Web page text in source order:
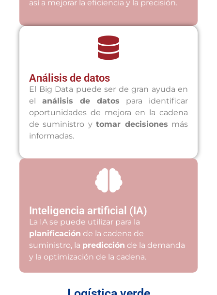
así a mejorar la eficiencia y la precisión.
Análisis de datos
El Big Data puede ser de gran ayuda en
el análisis de datos para identificar
oportunidades de mejora en la cadena
de suministro ytomar decisiones más
informadas.
Inteligencia artificial (IA)
La IA se puede utilizar para la
planificación de la cadena de
suministro, la predicción de la demanda
y la optimización de la cadena.